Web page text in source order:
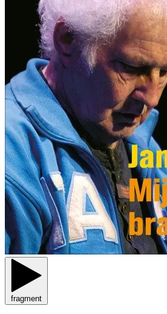
fragment